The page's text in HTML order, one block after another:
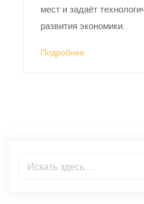
мест и задаёт
развития экономики.
Подробнее